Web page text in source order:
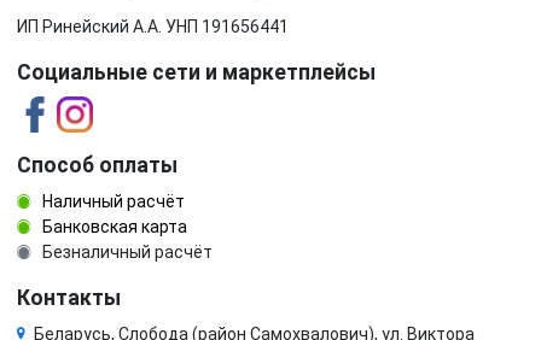
ИП Ринейский А.А. УНП 191656441
Социальные сети и маркетплейсы
Способ оплаты
Наличный расчёт
Банковская карта
Безналичный расчёт
Контакты
Беларусь, Слобода (район Самохвалович), ул. Виктора